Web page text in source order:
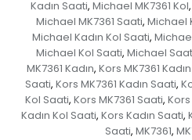
Kadın Saati, Michael MK7361 Kol,
Michael MK7361 Saati, Michael
Michael Kadın Kol Saati,
Michael Kol Saati, Michael
MK7361 Kadın, Kors MK7361
Saati, Kors MK7361 Kadın Saati,
Kol Saati, Kors MK7361 Saati, Kors
Kadın Kol Saati, Kors Kadın Saati,
Saati, MK7361,